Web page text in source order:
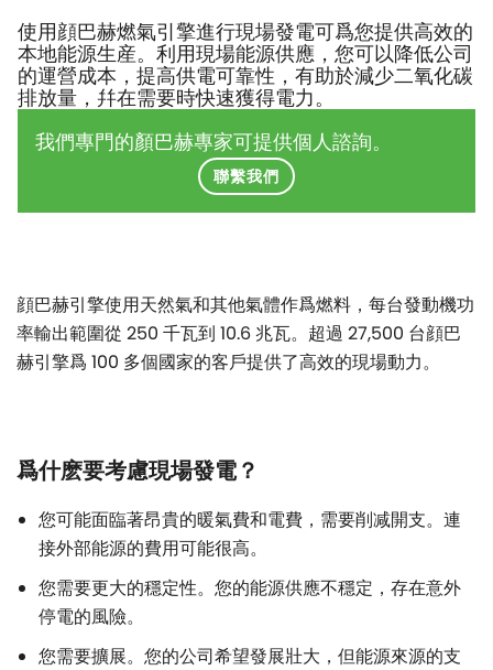
使用顔巴赫燃氣引擎進行現場發電可爲您提供高效的
本地能源生産。利用現場能源供應，您可以降低公司
的運營成本，提高供電可靠性，有助於減少二氧化碳
排放量，幷在需要時快速獲得電力。
我們專門的顏巴赫專家可提供個人諮詢。
聯繫我們
顔巴赫引擎使用天然氣和其他氣體作爲燃料，每台發動機功
率輸出範圍從 250 千瓦到 10.6 兆瓦。超過 27,500 台顔巴
赫引擎爲 100 多個國家的客戶提供了高效的現場動力。
爲什麽要考慮現場發電？
您可能面臨著昂貴的暖氣費和電費，需要削减開支。連
接外部能源的費用可能很高。
您需要更大的穩定性。您的能源供應不穩定，存在意外
停電的風險。
您需要擴展。您的公司希望發展壯大，但能源來源的支